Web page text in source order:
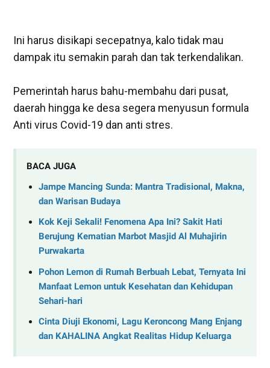
Ini harus disikapi secepatnya, kalo tidak mau
dampak itu semakin parah dan tak terkendalikan.
Pemerintah harus bahu-membahu dari pusat,
daerah hingga ke desa segera menyusun formula
Anti virus Covid-19 dan anti stres.
BACA JUGA
Jampe Mancing Sunda: Mantra Tradisional, Makna,
dan Warisan Budaya
Kok Keji Sekali! Fenomena Apa Ini? Sakit Hati
Berujung Kematian Marbot Masjid Al Muhajirin
Purwakarta
Pohon Lemon di Rumah Berbuah Lebat, Ternyata Ini
Manfaat Lemon untuk Kesehatan dan Kehidupan
Sehari-hari
Cinta Diuji Ekonomi, Lagu Keroncong Mang Enjang
dan KAHALINA Angkat Realitas Hidup Keluarga